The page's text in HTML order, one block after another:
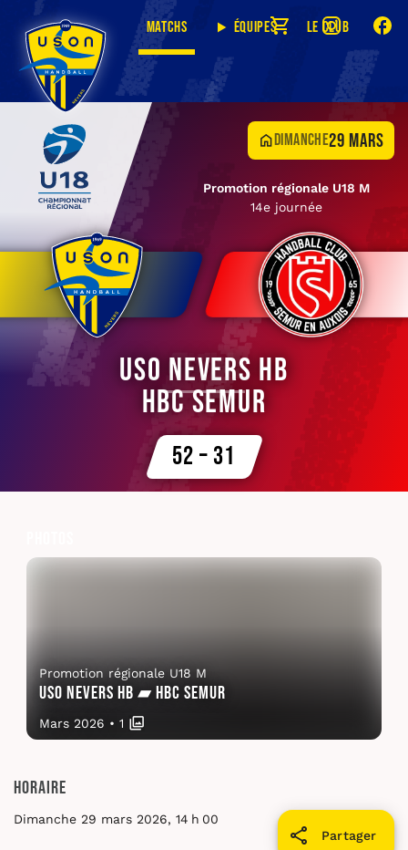
Matchs Équipes Le club
dimanche29 mars
Promotion régionale U18 M
14e journée
USO Nevers HB
HBC Semur
52 – 31
Promotion régionale U18 M
USO Nevers HB ▰ HBC Semur
Mars 2026 • 1
Horaire
Partager
Dimanche 29 mars 2026, 14 h 00